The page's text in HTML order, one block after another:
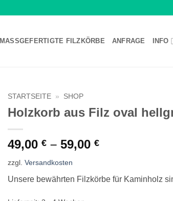
MASSGEFERTIGTE FILZKÖRBE ANFRAGE INFO
STARTSEITE » SHOP
Holzkorb aus Filz oval
49,00 € – 59,00 €
zzgl. Versandkosten
Unsere bewährten Filzkörbe für Kaminholz